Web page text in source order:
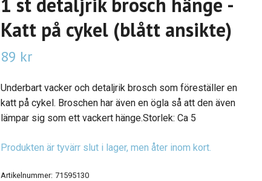
Katt på cykel (blått ansikte)
89 kr
Underbart vacker och detaljrik brosch som föreställer en
katt på cykel. Broschen har även en ögla så att den även
lämpar sig som ett vackert hänge.Storlek: Ca 5
Produkten är tyvärr slut i lager, men åter inom kort.
Artikelnummer: 71595130